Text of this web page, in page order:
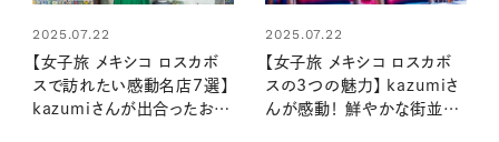
2025.07.22
【女子旅 メキシコ ロスカボ
スで訪れたい感動名店7選】
kazumiさんが出合ったおい
2025.07.22
【女子旅 メキシコ ロスカボ
スの3つの魅力】 kazumiさ
んが感動！ 鮮やかな街並み